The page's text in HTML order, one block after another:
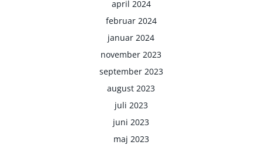
april 2024
februar 2024
januar 2024
november 2023
september 2023
august 2023
juli 2023
juni 2023
maj 2023